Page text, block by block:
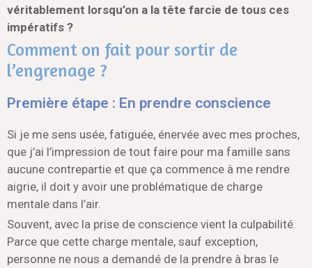
véritablement lorsqu’on a la tête farcie de tous ces
impératifs ?
Comment on fait pour sortir de
l’engrenage ?
Première étape : En prendre conscience
Si je me sens usée, fatiguée, énervée avec mes proches,
que j’ai l’impression de tout faire pour ma famille sans
aucune contrepartie et que ça commence à me rendre
aigrie, il doit y avoir une problématique de charge
mentale dans l’air.
Souvent, avec la prise de conscience vient la culpabilité.
Parce que cette charge mentale, sauf exception,
personne ne nous a demandé de la prendre à bras le